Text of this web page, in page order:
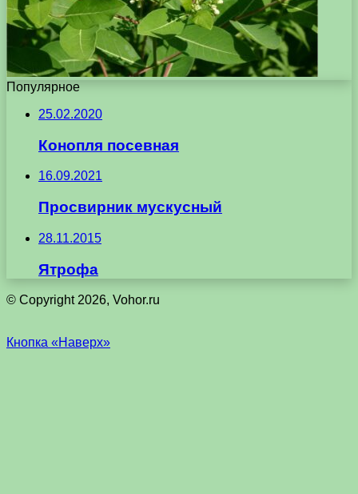
Популярное
25.02.2020
Конопля посевная
16.09.2021
Просвирник мускусный
28.11.2015
Ятрофа
© Copyright 2026, Vohor.ru
Кнопка «Наверх»